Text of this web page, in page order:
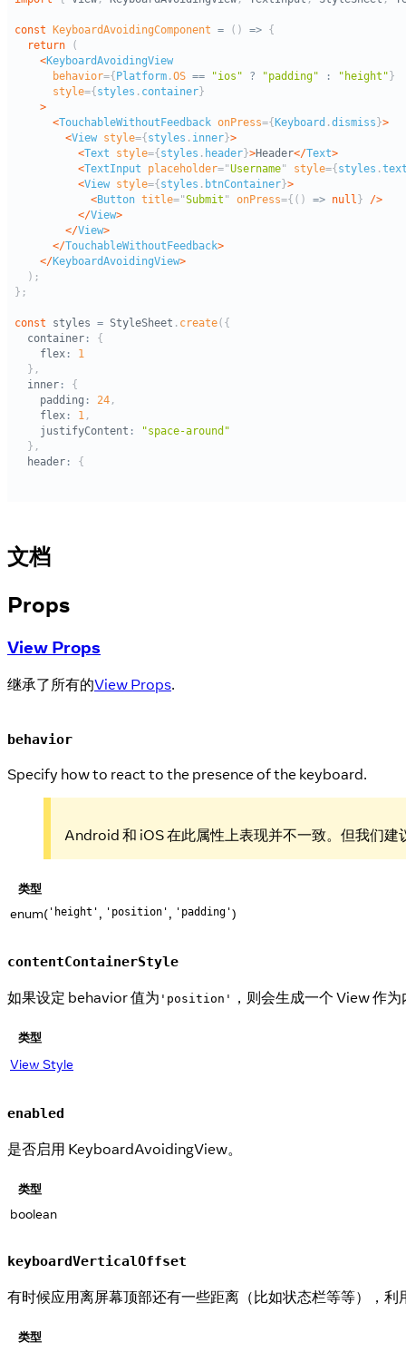
文档
Props
View Props
继承了所有的View Props.
behavior
Specify how to react to the presence of the keyboard.
Android 和 iOS 在此属性上表现并不一致。但我们
类型
enum( 'height' , 'position' , 'padding')
contentContainerStyle
如果设定 behavior 值为 'position' ，则会生成一个 View 作
类型
View Style
enabled
是否启用 KeyboardAvoidingView。
类型
boolean
keyboardVerticalOffset
有时候应用离屏幕顶部还有一些距离（比如状态栏等等），
类型